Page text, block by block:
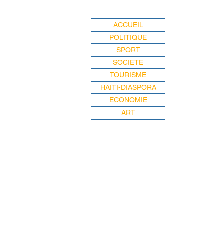
ACCUEIL
POLITIQUE
SPORT
SOCIETE
TOURISME
HAITI-DIASPORA
ECONOMIE
ART